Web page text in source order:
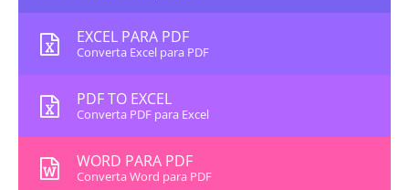
EXCEL PARA PDF
Converta Excel para PDF
PDF TO EXCEL
Converta PDF para Excel
WORD PARA PDF
Converta Word para PDF